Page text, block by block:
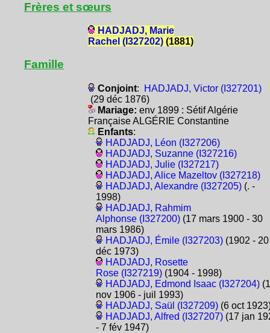
Frères et sœurs
HADJADJ, Marie
Rachel (I327202)(1881)
Famille
Conjoint:
HADJADJ, Victor (I327201)
(29 déc 1876)
Mariage: env 1899 : Sétif Algérie
Française ALGÉRIE Constantine
Enfants:
HADJADJ, Léon (I327206)
HADJADJ, Suzanne (I327216)
HADJADJ, Julie (I327217)
HADJADJ, Alice Mazeltov (I327218)
HADJADJ, Alexandre (I327205)(. -
1998)
HADJADJ, Rahmim
Alphonse (I327200)(17 mars 1900 - 30
mars 1986)
HADJADJ, Émile (I327203)(1902 - 20
déc 1973)
HADJADJ, Rosette
Rose (I327219)(1904 - 1998)
HADJADJ, Edmond Isaac (I327204)
nov 1906 - juil 1993)
HADJADJ, Saül (I327209)(6 oct
HADJADJ, Alfred (I327207)(17 jan
- 7 fév 1947)